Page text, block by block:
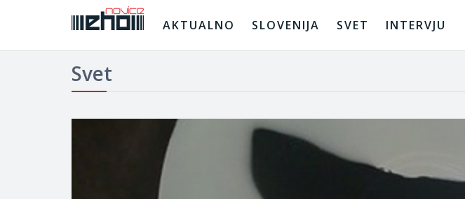
AKTUALNO SLOVENIJA SVET INTERVJU
Svet